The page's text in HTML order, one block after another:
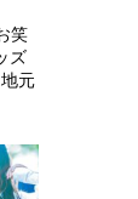
笑
ズ
元